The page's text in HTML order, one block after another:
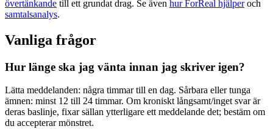
övertänkande till ett grundat drag. Se även hur ForReal hjälperoch
samtalsanalys.
Vanliga frågor
Hur länge ska jag vänta innan jag skriver igen?
Lätta meddelanden: några timmar till en dag. Sårbara eller tunga
ämnen: minst 12 till 24 timmar. Om kroniskt långsamt/inget svar är
deras baslinje, fixar sällan ytterligare ett meddelande det; bestäm om
du accepterar mönstret.